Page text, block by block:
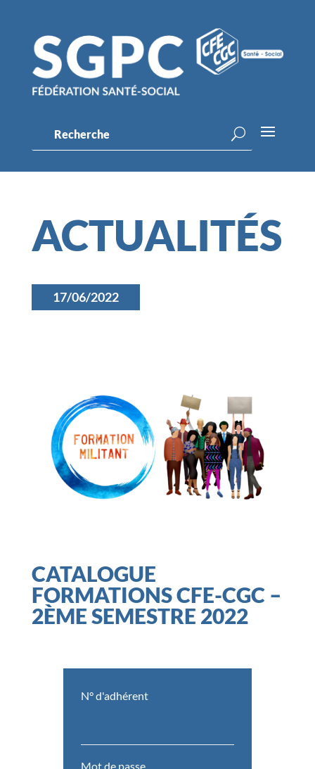
ACTUALITÉS
17/06/2022
CATALOGUE
FORMATIONS CFE-CGC –
2ÈME SEMESTRE 2022
N° d'adhérent
Mot de passe